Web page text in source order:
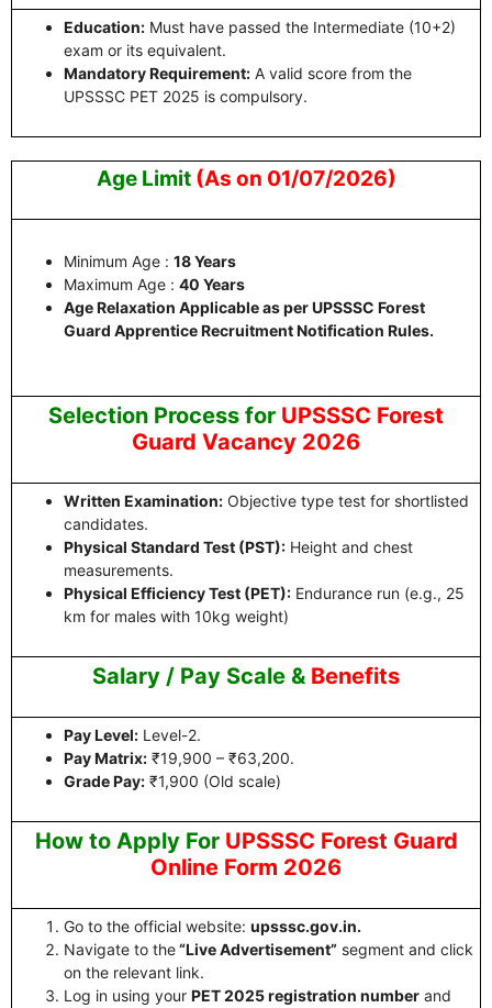
Education: Must have passed the Intermediate (10+2)
exam or its equivalent.
Mandatory Requirement: A valid score from the
UPSSSC PET 2025 is compulsory.
Age Limit (As on 01/07/2026)
Minimum Age : 18 Years
Maximum Age : 40 Years
Age Relaxation Applicable as per UPSSSC Forest
Guard Apprentice Recruitment Notification Rules.
Selection Process for UPSSSC Forest
Guard Vacancy 2026
Written Examination: Objective type test for shortlisted
candidates.
Physical Standard Test (PST): Height and chest
measurements.
Physical Efficiency Test (PET): Endurance run (e.g., 25
km for males with 10kg weight)
Salary / Pay Scale & Benefits
Pay Level: Level-2.
Pay Matrix: ₹19,900 – ₹63,200.
Grade Pay: ₹1,900 (Old scale)
How to Apply For UPSSSC Forest Guard
Online Form 2026
Go to the official website: upsssc.gov.in.
Navigate to the“Live Advertisement” segment and click
on the relevant link.
Log in using your PET 2025 registration number and